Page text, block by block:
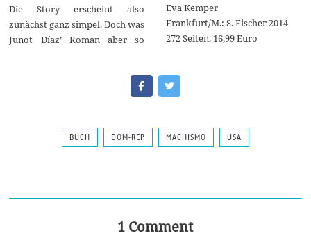
Die Story erscheint also
zunächst ganz simpel. Doch was
Junot Díaz’ Roman aber so
Eva Kemper
Frankfurt/M.: S. Fischer 2014
272 Seiten. 16,99 Euro
BUCH DOM-REP MACHISMO USA
1 Comment